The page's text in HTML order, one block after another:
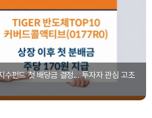
수펀드 첫 배당금 결정... 투자자 관심 고조